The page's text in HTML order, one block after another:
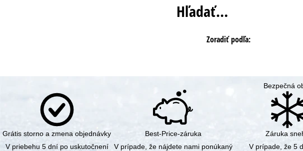
Hľadať…
Zoradiť podľa:
Bezpečná
Grátis storno a zmena objednávky
V priebehu 5 dní po uskutočnení
Best-Price-záruka
V prípade, že nájdete nami ponúkaný
Záruka
V prípade, že 5